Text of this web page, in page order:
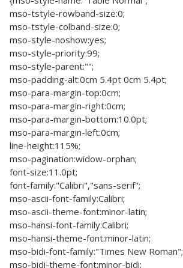
mso-tstyle-rowband-size:0;
mso-tstyle-colband-size:0;
mso-style-noshow:yes;
mso-style-priority:99;
mso-style-parent:"";
mso-padding-alt:0cm 5.4pt 0cm 5.4pt;
mso-para-margin-top:0cm;
mso-para-margin-right:0cm;
mso-para-margin-bottom:10.0pt;
mso-para-margin-left:0cm;
line-height:115%;
mso-pagination:widow-orphan;
font-size:11.0pt;
font-family:"Calibri","sans-serif";
mso-ascii-font-family:Calibri;
mso-ascii-theme-font:minor-latin;
mso-hansi-font-family:Calibri;
mso-hansi-theme-font:minor-latin;
mso-bidi-font-family:"Times New Roman";
mso-bidi-theme-font:minor-bidi;